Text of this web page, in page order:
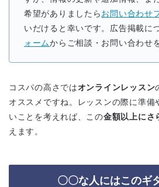
希望がありましたらお問い合わせ
いだけると幸いです。広告掲載に
ォームからご相談・お問い合わせ
コスパの高さではオンラインレッスン
オススメですね。レッスンの際に準備
いことを考えれば、この金額以上にさ
えます。
〇〇な人にはこのギ